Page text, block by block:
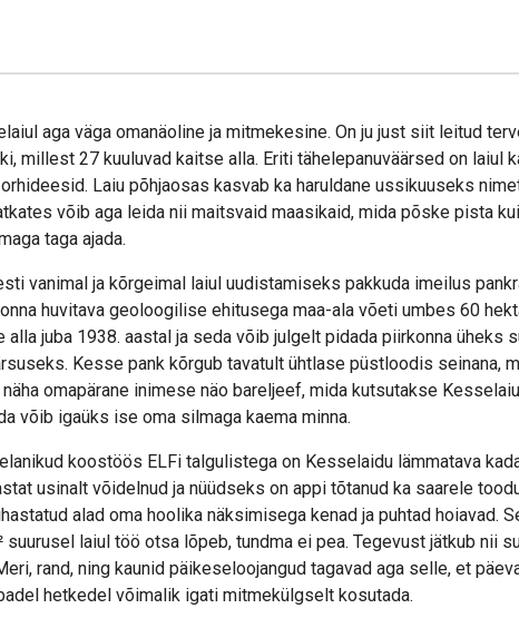
aga väga omanäoline ja mitmekesine. On ju just siit leitud
millest 27 kuuluvad kaitse alla. Eriti tähelepanuväärsed on laiul
Laiu põhjaosas kasvab ka haruldane ussikuuseks
võib aga leida nii maitsvaid maasikaid, mida põske pista
taga ajada.
vanimal ja kõrgeimal laiul uudistamiseks pakkuda imeilus
huvitava geoloogilise ehitusega maa-ala võeti umbes 60
alla juba 1938. aastal ja seda võib julgelt pidada piirkonna üheks
Kesse pank kõrgub tavatult ühtlase püstloodis seinana,
omapärane inimese näo bareljeef, mida kutsutakse
võib igaüks ise oma silmaga kaema minna.
koostöös ELFi talgulistega on Kesselaidu lämmatava
usinalt võidelnud ja nüüdseks on appi tõtanud ka saarele
alad oma hoolika näksimisega kenad ja puhtad hoiavad.
suurusel laiul töö otsa lõpeb, tundma ei pea. Tegevust jätkub nii
rand, ning kaunid päikeseloojangud tagavad aga selle, et
hetkedel võimalik igati mitmekülgselt kosutada.